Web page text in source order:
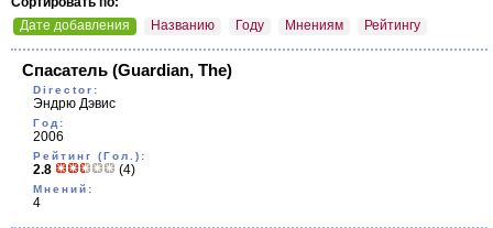
Дате добавления
Названию Году Мнениям Рейтингу
Спасатель (Guardian, The)
Director:
Эндрю Дэвис
Год:
2006
Рейтинг (Гол.):
2.8 (4)
Мнений:
4